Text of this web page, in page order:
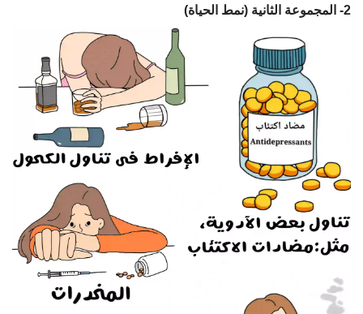
2- المجموعة الثانية (نمط الحياة)